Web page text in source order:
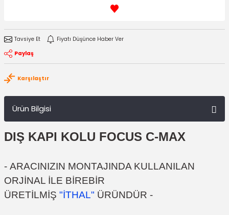
Tavsiye Et
Fiyatı Düşünce Haber Ver
Paylaş
Karşılaştır
Ürün Bilgisi
DIŞ KAPI KOLU FOCUS C-MAX
- ARACINIZIN MONTAJINDA KULLANILAN
ORJİNAL İLE BİREBİR
ÜRETİLMİŞ "İTHAL" ÜRÜNDÜR -